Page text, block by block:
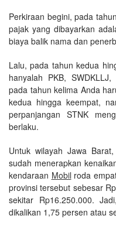
Perkiraan begini, pada
pajak yang dibayarkan
biaya balik nama dan
Lalu, pada tahun kedua
hanyalah PKB,
pada tahun kelima Anda
kedua hingga keempat,
perpanjangan STNK
berlaku.
Untuk wilayah Jawa
sudah menerapkan
kendaraan Mobil roda
provinsi tersebut sebesar
sekitar Rp16.250.000.
dikalikan 1,75 persen atau